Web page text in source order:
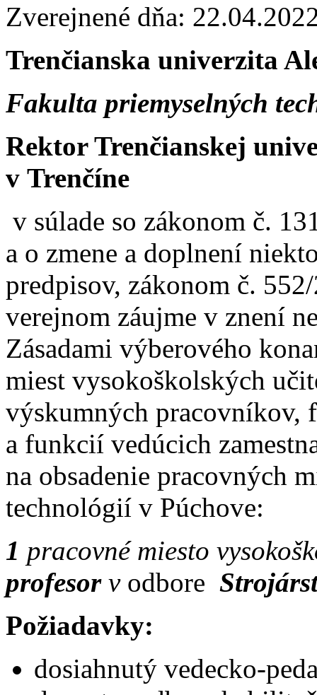
Zverejnené dňa:
Trenčianska univerzita
Fakulta priemyselných
Rektor Trenčianskej
v Trenčíne
v súlade so zákonom č.
a o zmene a doplnení
predpisov, zákonom č.
verejnom záujme v znení
Zásadami výberového
miest vysokoškolských
výskumných pracovníkov,
a funkcií vedúcich
na obsadenie pracovných
technológií v Púchove:
1 pracovné miesto
profesor vodbore
Požiadavky:
dosiahnutý vedecko-